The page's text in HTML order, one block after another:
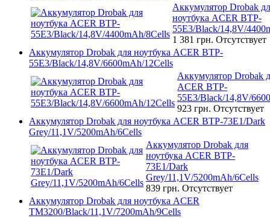
Аккумулятор Drobak
ноутбука ACER BTP-
55E3/Black/14,8V/
1 381 грн. Отсутствует
Аккумулятор Drobak для ноутбука ACER BTP-
55E3/Black/14,8V/6600mAh/12Cells
Аккумулятор Drobak
ACER BTP-
55E3/Black/14,8V/
923 грн. Отсутствует
Аккумулятор Drobak для ноутбука ACER BTP-73E1/Dark
Grey/11,1V/5200mAh/6Cells
Аккумулятор Drobak для
ноутбука ACER BTP-
73E1/Dark
Grey/11,1V/5200mAh/6Cells
839 грн. Отсутствует
Аккумулятор Drobak для ноутбука ACER
TM3200/Black/11,1V/7200mAh/9Cells